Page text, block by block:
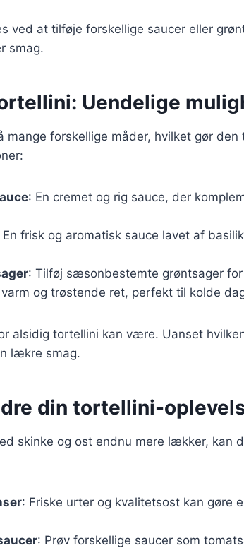
ved at tilføje forskellige saucer eller
smag.
Uendelige
mange forskellige måder, hvilket gør den
: En cremet og rig sauce, der
En frisk og aromatisk sauce lavet af
: Tilføj sæsonbestemte grøntsager
varm og trøstende ret, perfekt til kolde
alsidig tortellini kan være. Uanset
lækre smag.
din tortellini-
skinke og ost endnu mere lækker, kan
: Friske urter og kvalitetsost kan gøre
: Prøv forskellige saucer som